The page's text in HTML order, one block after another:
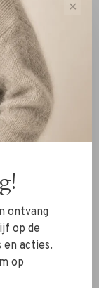
✕
ontvang
op de
en acties.
op